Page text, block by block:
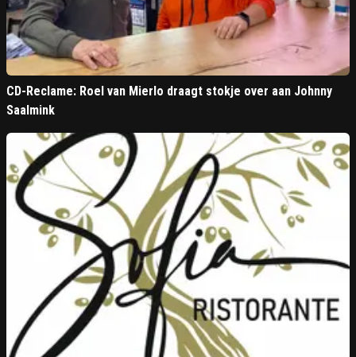
CD-Reclame: Roel van Mierlo draagt stokje over aan Johnny
Saalmink